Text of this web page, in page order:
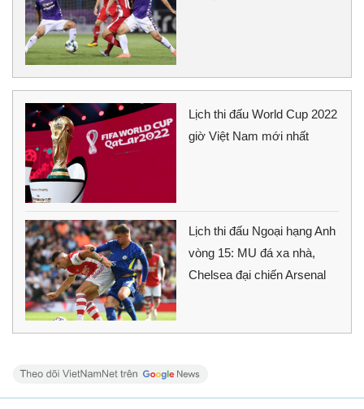
Lịch thi đấu World Cup 2022
giờ Việt Nam mới nhất
Lịch thi đấu Ngoại hạng Anh
vòng 15: MU đá xa nhà,
Chelsea đại chiến Arsenal